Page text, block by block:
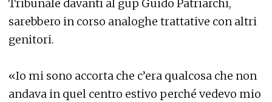
Tribunale davanti al gup Guido Patriarchi,
sarebbero in corso analoghe trattative con altri
genitori.
«Io mi sono accorta che c’era qualcosa che non
andava in quel centro estivo perché vedevo mio